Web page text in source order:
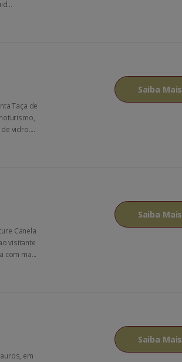
Taça de
vidro....
Saiba Mais
Canela
visitante
com ma...
Saiba Mais
em
Saiba Mais